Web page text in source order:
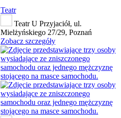
Teatr
Teatr U Przyjaciół, ul.
Mielżyńskiego 27/29, Poznań
Zobacz szczegóły